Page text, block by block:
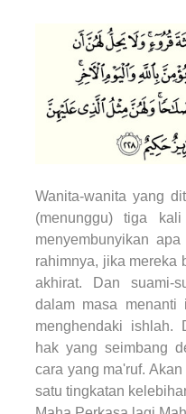
Wanita-wanita yang
(menunggu) tiga
menyembunyikan
rahimnya, jika mereka
akhirat. Dan suami-
dalam masa menanti
menghendaki ishlah.
hak yang seimbang
cara yang ma'ruf.
satu tingkatan